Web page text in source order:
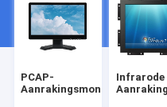
PCAP-
Aanrakingsmonitor
Infrarode